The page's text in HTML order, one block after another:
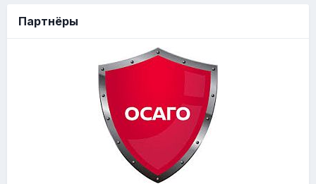
Партнёры